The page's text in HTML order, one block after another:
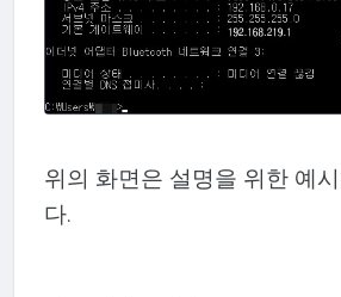
위의 화면은 설명을 위한 예
다.